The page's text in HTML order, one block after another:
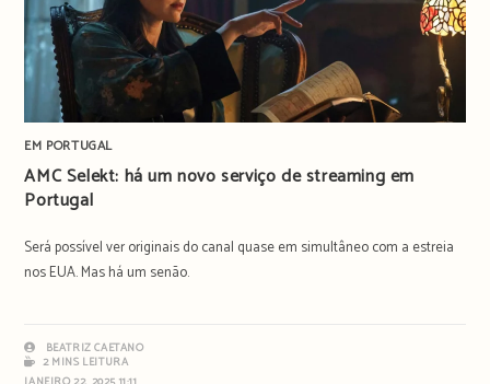
EM PORTUGAL
AMC Selekt: há um novo serviço de streaming em
Portugal
Será possível ver originais do canal quase em simultâneo com a estreia
nos EUA. Mas há um senão.
BEATRIZ CAETANO
2 MINS LEITURA